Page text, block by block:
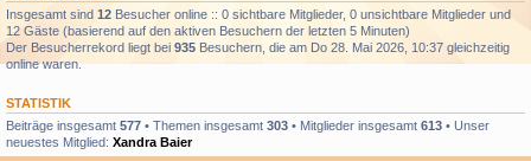
Insgesamt sind 12 Besucher online :: 0 sichtbare Mitglieder, 0 unsichtbare Mitglieder und
12 Gäste (basierend auf den aktiven Besuchern der letzten 5 Minuten)
Der Besucherrekord liegt bei 935 Besuchern, die am Do 28. Mai 2026, 10:37 gleichzeitig
online waren.
STATISTIK
Beiträge insgesamt 577 • Themen insgesamt 303 • Mitglieder insgesamt 613 • Unser
neuestes Mitglied: Xandra Baier